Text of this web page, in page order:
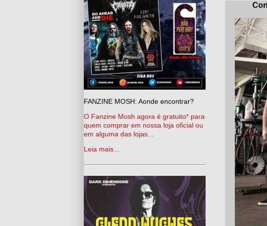
FANZINE MOSH: Aonde encontrar?
O Fanzine Mosh agora é gratuito* para
quem comprar em nossa loja oficial ou
em alguma das lojas...
Leia mais...